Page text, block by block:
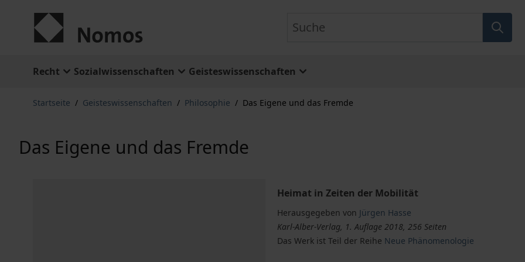
Recht Sozialwissenschaften Geisteswissenschaften
Startseite / Geisteswissenschaften / Philosophie / Das Eigene und das Fremde
Das Eigene und das Fremde
Heimat in Zeiten der Mobilität
Herausgegeben von Jürgen Hasse
Karl-Alber-Verlag, 1. Auflage 2018, 256 Seiten
Das Werk ist Teil der Reihe Neue Phänomenologie